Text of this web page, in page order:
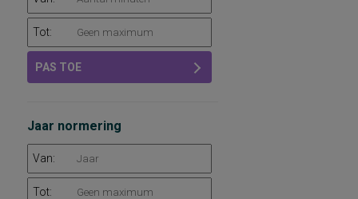
Tot:
PAS TOE
Jaar normering
Van:
Tot: